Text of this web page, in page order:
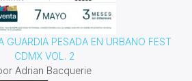
GUARDIA PESADA EN URBANO FEST
CDMX VOL. 2
Adrian Bacquerie